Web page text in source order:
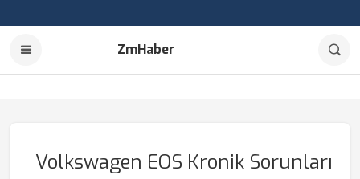
ZmHaber
Volkswagen EOS Kronik Sorunları